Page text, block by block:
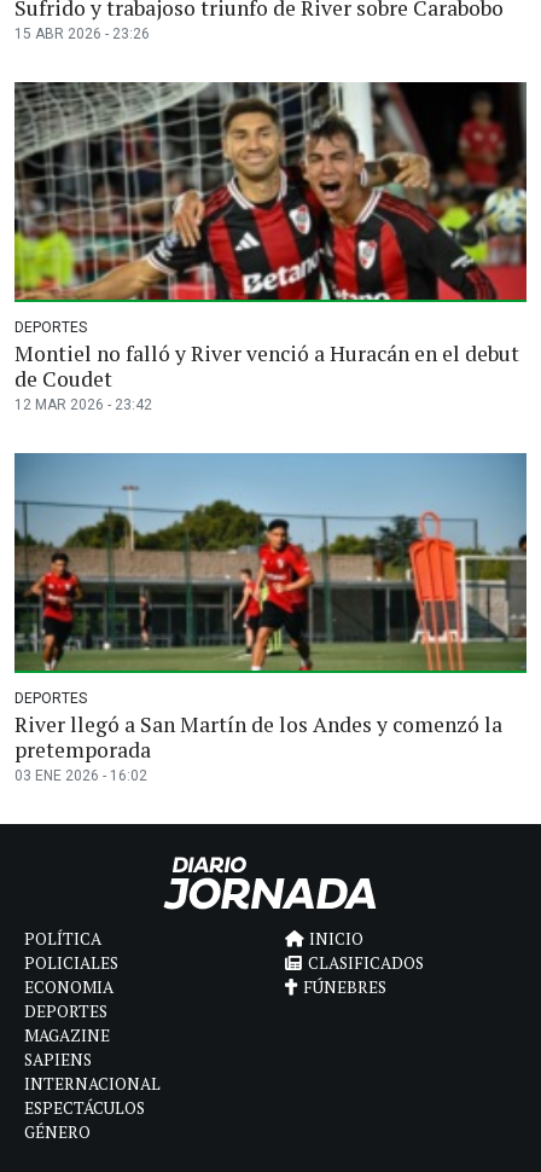
Sufrido y trabajoso triunfo de River sobre Carabobo
15 ABR 2026 - 23:26
DEPORTES
Montiel no falló y River venció a Huracán en el debut
de Coudet
12 MAR 2026 - 23:42
DEPORTES
River llegó a San Martín de los Andes y comenzó la
pretemporada
03 ENE 2026 - 16:02
POLÍTICA
POLICIALES
ECONOMIA
DEPORTES
MAGAZINE
SAPIENS
INTERNACIONAL
ESPECTÁCULOS
GÉNERO
INICIO
CLASIFICADOS
FÚNEBRES